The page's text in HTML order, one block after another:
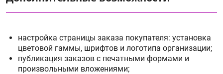
настройка страницы заказа покупателя: установка
цветовой гаммы, шрифтов и логотипа организации;
публикация заказов с печатными формами и
произвольными вложениями;